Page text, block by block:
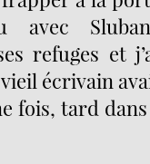
avec
refuges et
écrivain
fois, tard